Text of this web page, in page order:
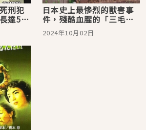
刑犯
達58
」
日本史上最慘烈的獸害事
件，殘酷血腥的「三毛別
棕熊襲擊事件」
2024年10月02日